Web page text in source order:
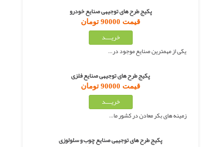
پکیج طرح های توجیهی صنایع خودرو
قیمت 90000 تومان
یکی از مهمترین صنایع موجود در…
پکیج طرح های توجیهی صنایع فلزی
قیمت 90000 تومان
زمینه های بکر معادن در کشور ما…
پکیج طرح های توجیهی صنایع چوب و سلولوزی